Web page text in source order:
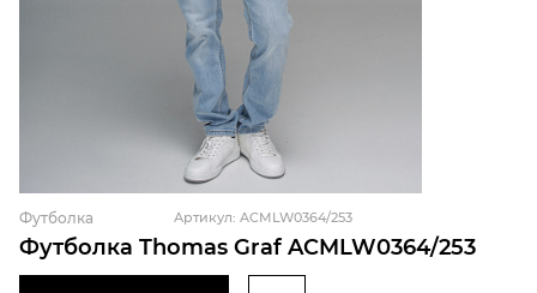
Футболка Thomas Graf ACMLW0364/253
Футболка Артикул: ACMLW0364/253